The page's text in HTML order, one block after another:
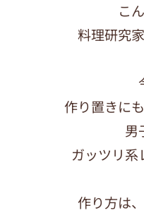
こ
料理研究
作り置きに
男
ガッツリ
作り方は